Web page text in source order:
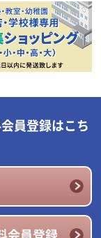
員登録はこち